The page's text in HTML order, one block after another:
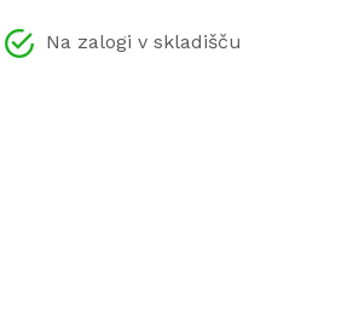
Na zalogi v skladišču